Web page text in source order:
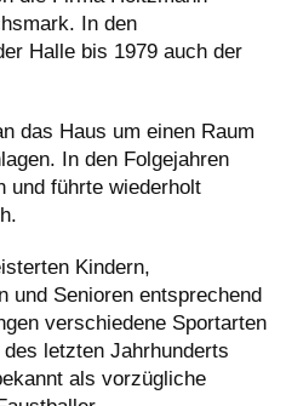
In den
Halle bis 1979 auch der
das Haus um einen Raum
In den Folgejahren
und führte wiederholt
Kindern,
und Senioren entsprechend
verschiedene Sportarten
letzten Jahrhunderts
als vorzügliche